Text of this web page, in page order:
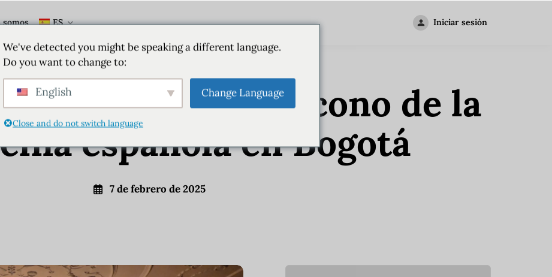
somos ES Iniciar sesión
Bogotá Colombia
República: Un icono de la
española en Bogotá
7 de febrero de 2025
We've detected you might be speaking a different language.
Do you want to change to:
English Change Language
Close and do not switch language